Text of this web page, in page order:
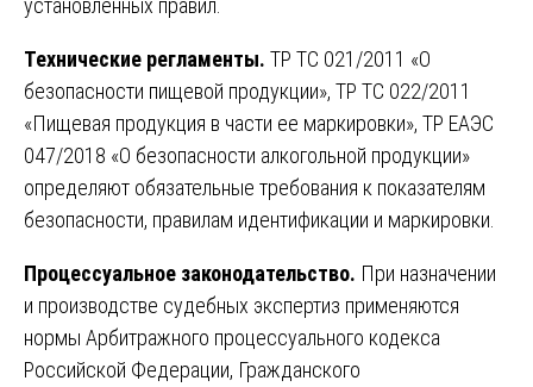
установленных правил.
Технические регламенты. ТР ТС 021/2011 «О
безопасности пищевой продукции», ТР ТС 022/2011
«Пищевая продукция в части ее маркировки», ТР ЕАЭС
047/2018 «О безопасности алкогольной продукции»
определяют обязательные требования к показателям
безопасности, правилам идентификации и маркировки.
Процессуальное законодательство. При назначении
и производстве судебных экспертиз применяются
нормы Арбитражного процессуального кодекса
Российской Федерации, Гражданского